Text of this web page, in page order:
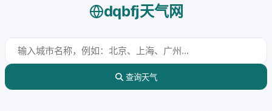
dqbfj天气网
查询天气